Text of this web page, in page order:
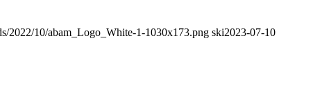
2022/10/abam_Logo_White-1-1030x173.png ski2023-07-10